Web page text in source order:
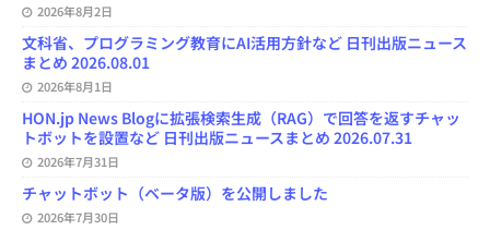
2026年8月2日
文科省、プログラミング教育にAI活用方針など 日刊出版ニュース
まとめ 2026.08.01
2026年8月1日
HON.jp News Blogに拡張検索生成（RAG）で回答を返すチャッ
トボットを設置など 日刊出版ニュースまとめ 2026.07.31
2026年7月31日
チャットボット（ベータ版）を公開しました
2026年7月30日